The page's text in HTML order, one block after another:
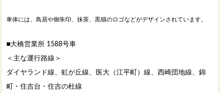
車体には、鳥居や御朱印、抹茶、黒猫のロゴなどがデザインされています。
■大橋営業所 1588号車
＜主な運行路線＞
ダイヤランド線、虹が丘線、医大（江平町）線、西崎団地線、錦
町・住吉台・住吉の杜線